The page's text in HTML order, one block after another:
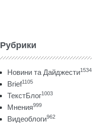
Рубрики
Новини та Дайджести1534
Brief1105
ТекстБлог1003
Мнения999
Видеоблоги962